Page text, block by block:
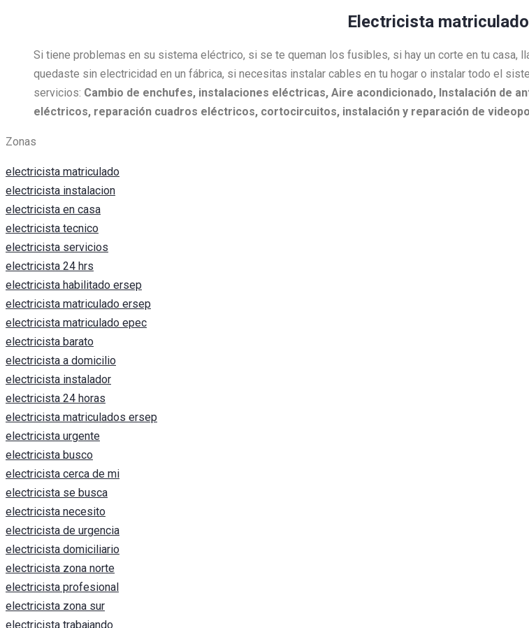
Electricista
Si tiene problemas en su sistema eléctrico, si se te queman los fusibles, si hay un corte en tu casa,
quedaste sin electricidad en un fábrica, si necesitas instalar cables en tu hogar o instalar todo el
servicios: Cambio de enchufes, instalaciones eléctricas, Aire acondicionado, Instalación de
eléctricos, reparación cuadros eléctricos, cortocircuitos, instalación y reparación de
Zonas
electricista matriculado
electricista instalacion
electricista en casa
electricista tecnico
electricista servicios
electricista 24 hrs
electricista habilitado ersep
electricista matriculado ersep
electricista matriculado epec
electricista barato
electricista a domicilio
electricista instalador
electricista 24 horas
electricista matriculados ersep
electricista urgente
electricista busco
electricista cerca de mi
electricista se busca
electricista necesito
electricista de urgencia
electricista domiciliario
electricista zona norte
electricista profesional
electricista zona sur
electricista trabajando